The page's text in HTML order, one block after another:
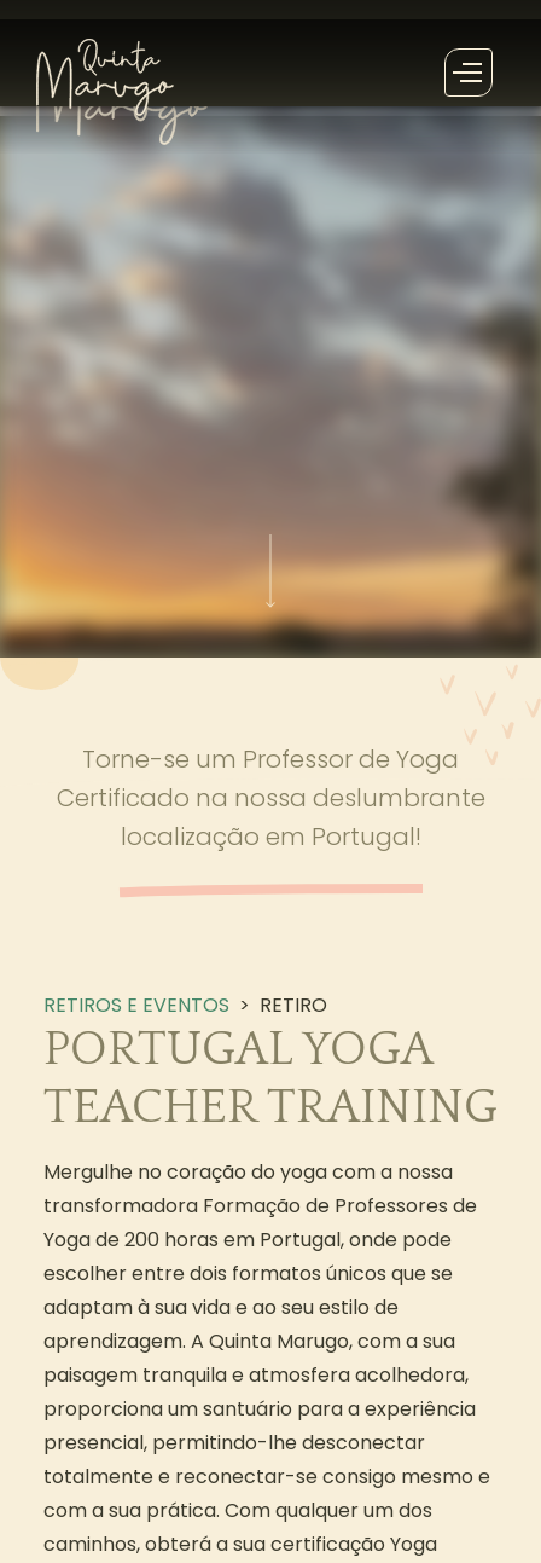
Retiro
dezembro
Torne-se um Professor de Yoga
Certificado na nossa deslumbrante
localização em Portugal!
RETIROS E EVENTOS > RETIRO
PORTUGAL YOGA
TEACHER TRAINING
Mergulhe no coração do yoga com a nossa
transformadora Formação de Professores de
Yoga de 200 horas em Portugal, onde pode
escolher entre dois formatos únicos que se
adaptam à sua vida e ao seu estilo de
aprendizagem. A Quinta Marugo, com a sua
paisagem tranquila e atmosfera acolhedora,
proporciona um santuário para a experiência
presencial, permitindo-lhe desconectar
totalmente e reconectar-se consigo mesmo e
com a sua prática. Com qualquer um dos
caminhos, obterá a sua certificação Yoga